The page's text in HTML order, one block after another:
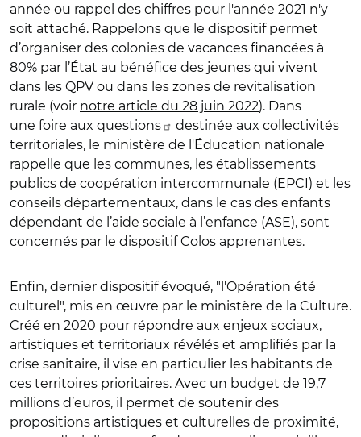
année ou rappel des chiffres pour l'année 2021 n'y
soit attaché. Rappelons que le dispositif permet
d’organiser des colonies de vacances financées à
80% par l’État au bénéfice des jeunes qui vivent
dans les QPV ou dans les zones de revitalisation
rurale (voir notre article du 28 juin 2022). Dans
une foire aux questions
destinée aux collectivités
territoriales, le ministère de l'Éducation nationale
rappelle que les communes, les établissements
publics de coopération intercommunale (EPCI) et les
conseils départementaux, dans le cas des enfants
dépendant de l’aide sociale à l’enfance (ASE), sont
concernés par le dispositif Colos apprenantes.
Enfin, dernier dispositif évoqué, "l'Opération été
culturel", mis en œuvre par le ministère de la Culture.
Créé en 2020 pour répondre aux enjeux sociaux,
artistiques et territoriaux révélés et amplifiés par la
crise sanitaire, il vise en particulier les habitants de
ces territoires prioritaires. Avec un budget de 19,7
millions d’euros, il permet de soutenir des
propositions artistiques et culturelles de proximité,